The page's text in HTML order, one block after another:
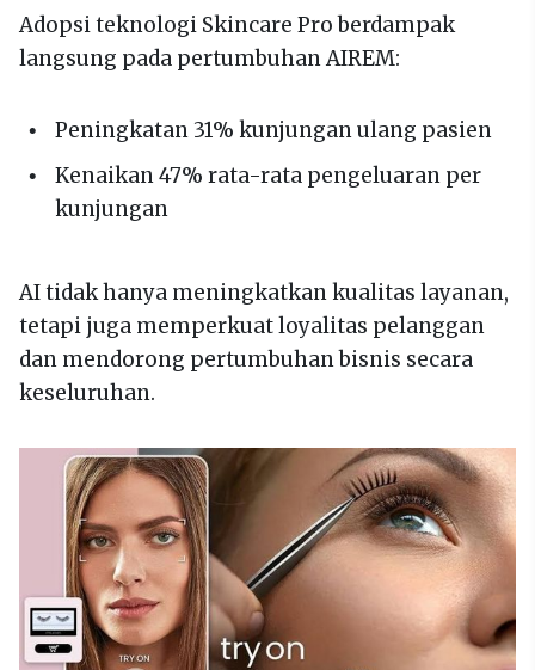
Adopsi teknologi Skincare Pro berdampak
langsung pada pertumbuhan AIREM:
Peningkatan 31% kunjungan ulang pasien
Kenaikan 47% rata-rata pengeluaran per
kunjungan
AI tidak hanya meningkatkan kualitas layanan,
tetapi juga memperkuat loyalitas pelanggan
dan mendorong pertumbuhan bisnis secara
keseluruhan.